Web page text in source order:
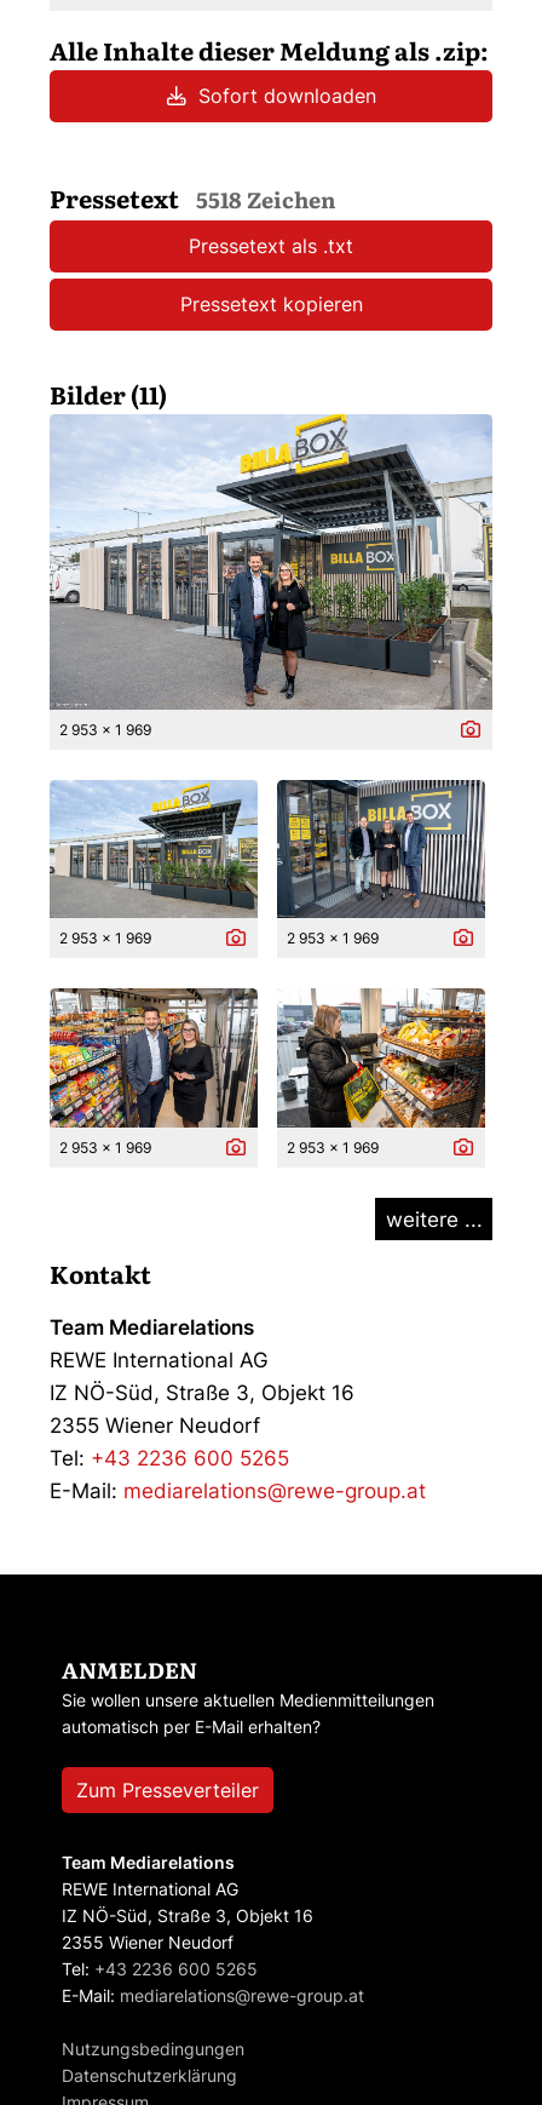
Alle Inhalte dieser Meldung als .zip:
Sofort downloaden
Pressetext 5518 Zeichen
Pressetext als .txt
Pressetext kopieren
Bilder (11)
2 953 x 1 969
2 953 x 1 969 2 953 x 1 969
2 953 x 1 969 2 953 x 1 969
weitere ...
Kontakt
Team Mediarelations
REWE International AG
IZ NÖ-Süd, Straße 3, Objekt 16
2355 Wiener Neudorf
Tel: +43 2236 600 5265
E-Mail: mediarelations@rewe-group.at
ANMELDEN
Sie wollen unsere aktuellen Medienmitteilungen
automatisch per E-Mail erhalten?
Zum Presseverteiler
Team Mediarelations
REWE International AG
IZ NÖ-Süd, Straße 3, Objekt 16
2355 Wiener Neudorf
Tel: +43 2236 600 5265
E-Mail: mediarelations@rewe-group.at
Nutzungsbedingungen
Datenschutzerklärung